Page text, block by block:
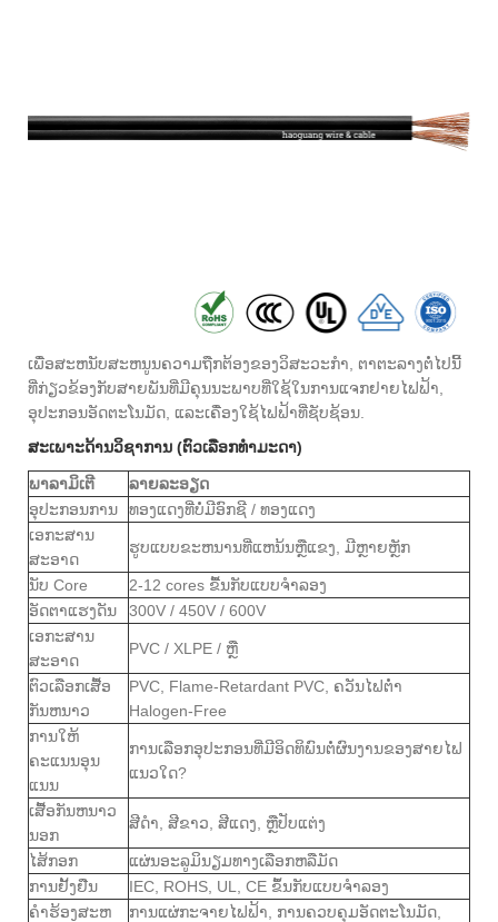
ເພື່ອສະຫນັບສະຫນູນຄວາມຖືກຕ້ອງຂອງວິສະວະກໍາ, ຕາຕະລາງຕໍ່ໄປນີ້
ທີ່ກ່ຽວຂ້ອງກັບສາຍພັນທີ່ມີຄຸນນະພາບທີ່ໃຊ້ໃນການແຈກຢາຍໄຟຟ້າ,
ອຸປະກອນອັດຕະໂນມັດ, ແລະເຄື່ອງໃຊ້ໄຟຟ້າທີ່ຊັບຊ້ອນ.
ສະເພາະດ້ານວິຊາການ (ຕົວເລືອກທໍາມະດາ)
ພາລາມິເຕີ
ລາຍລະອຽດ
ອຸປະກອນການ
ທອງແດງທີ່ບໍ່ມີອົກຊີ / ທອງແດງ
ເອກະສານ
ສະອາດ
ຮູບແບບຂະຫນານທີ່ແຫນ້ນຫຼືແຂງ, ມີຫຼາຍຫຼັກ
ນັບ Core
2-12 cores ຂື້ນກັບແບບຈໍາລອງ
ອັດຕາແຮງດັນ
300V / 450V / 600V
ເອກະສານ
ສະອາດ
PVC / XLPE / ຫຼື
ຕົວເລືອກເສື້ອ
ກັນຫນາວ
PVC, Flame-Retardant PVC, ຄວັນໄຟຕໍ່າ
Halogen-Free
ການໃຫ້
ຄະແນນອຸນ
ແນນ
ການເລືອກອຸປະກອນທີ່ມີອິດທິພົນຕໍ່ຜົນງານຂອງສາຍໄຟ
ແນວໃດ?
ເສື້ອກັນຫນາວ
ນອກ
ສີດໍາ, ສີຂາວ, ສີແດງ, ຫຼືປັບແຕ່ງ
ໄສ້ກອກ
ແຜ່ນອະລູມິນຽມທາງເລືອກຫລືມັດ
ການຢັ້ງຢືນ
IEC, ROHS, UL, CE ຂຶ້ນກັບແບບຈໍາລອງ
ຄໍາຮ້ອງສະຫ
ການແຜ່ກະຈາຍໄຟຟ້າ, ການຄວບຄຸມອັດຕະໂນມັດ,